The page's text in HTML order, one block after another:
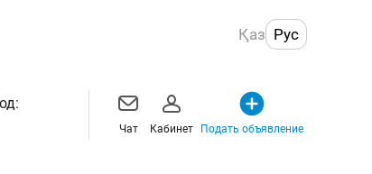
Қаз Рус
Чат Кабинет Подать объявление